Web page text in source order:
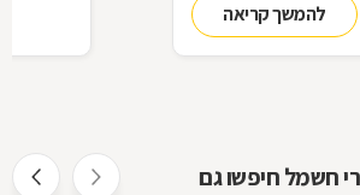
להמשך קריאה
חשמל חיפשו גם